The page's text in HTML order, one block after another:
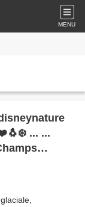
MENU
... ...